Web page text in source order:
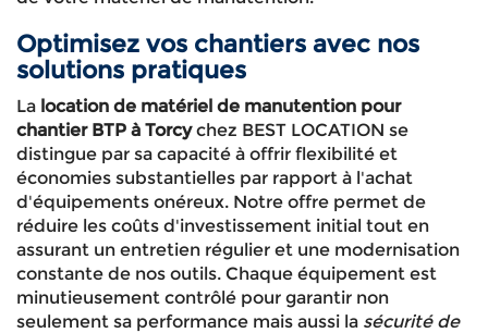
Optimisez vos chantiers avec nos
solutions pratiques
La location de matériel de manutention pour
chantier BTP à Torcychez BEST LOCATION se
distingue par sa capacité à offrir flexibilité et
économies substantielles par rapport à l'achat
d'équipements onéreux. Notre offre permet de
réduire les coûts d'investissement initial tout en
assurant un entretien régulier et une modernisation
constante de nos outils. Chaque équipement est
minutieusement contrôlé pour garantir non
seulement sa performance mais aussi la sécurité de